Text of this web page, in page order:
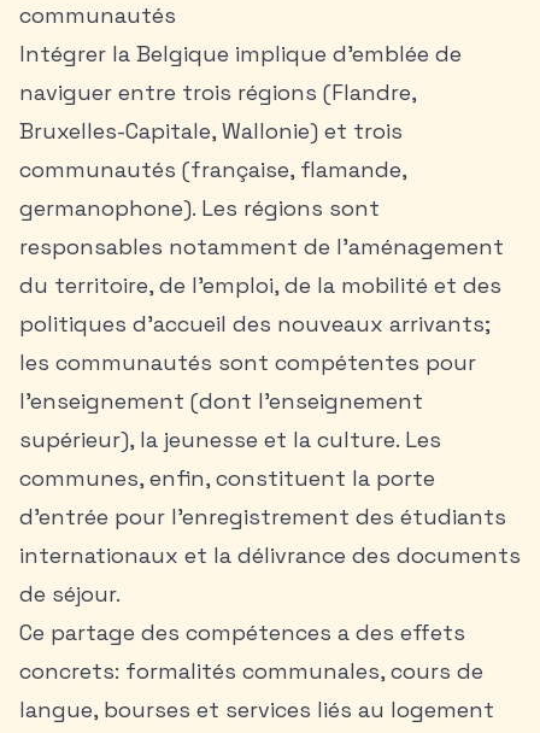
communautés
Intégrer la Belgique implique d’emblée de
naviguer entre trois régions (Flandre,
Bruxelles-Capitale, Wallonie) et trois
communautés (française, flamande,
germanophone). Les régions sont
responsables notamment de l’aménagement
du territoire, de l’emploi, de la mobilité et des
politiques d’accueil des nouveaux arrivants;
les communautés sont compétentes pour
l’enseignement (dont l’enseignement
supérieur), la jeunesse et la culture. Les
communes, enfin, constituent la porte
d’entrée pour l’enregistrement des étudiants
internationaux et la délivrance des documents
de séjour.
Ce partage des compétences a des effets
concrets: formalités communales, cours de
langue, bourses et services liés au logement